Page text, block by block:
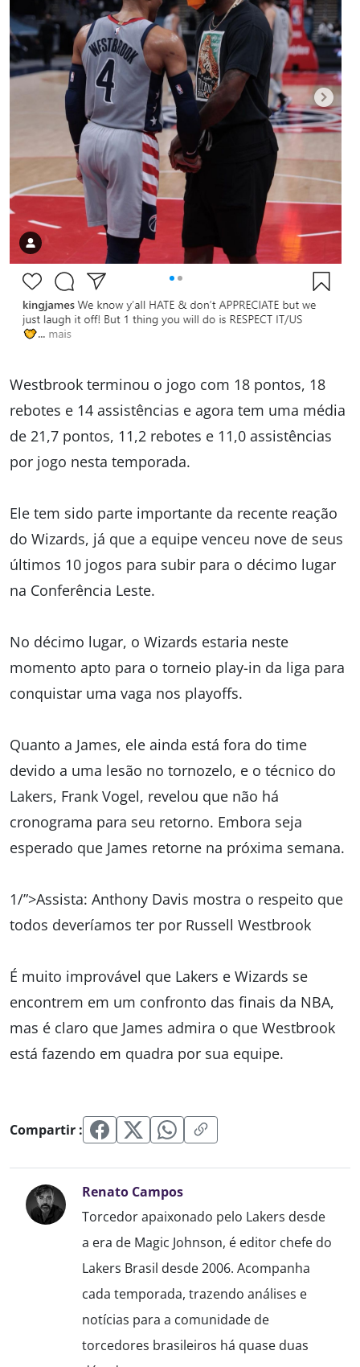
Westbrook terminou o jogo com 18 pontos, 18
rebotes e 14 assistências e agora tem uma média
de 21,7 pontos, 11,2 rebotes e 11,0 assistências
por jogo nesta temporada.
Ele tem sido parte importante da recente reação
do Wizards, já que a equipe venceu nove de seus
últimos 10 jogos para subir para o décimo lugar
na Conferência Leste.
No décimo lugar, o Wizards estaria neste
momento apto para o torneio play-in da liga para
conquistar uma vaga nos playoffs.
Quanto a James, ele ainda está fora do time
devido a uma lesão no tornozelo, e o técnico do
Lakers, Frank Vogel, revelou que não há
cronograma para seu retorno. Embora seja
esperado que James retorne na próxima semana.
1/”>Assista: Anthony Davis mostra o respeito que
todos deveríamos ter por Russell Westbrook
É muito improvável que Lakers e Wizards se
encontrem em um confronto das finais da NBA,
mas é claro que James admira o que Westbrook
está fazendo em quadra por sua equipe.
Compartir :
Renato Campos
Torcedor apaixonado pelo Lakers desde
a era de Magic Johnson, é editor chefe do
Lakers Brasil desde 2006. Acompanha
cada temporada, trazendo análises e
notícias para a comunidade de
torcedores brasileiros há quase duas